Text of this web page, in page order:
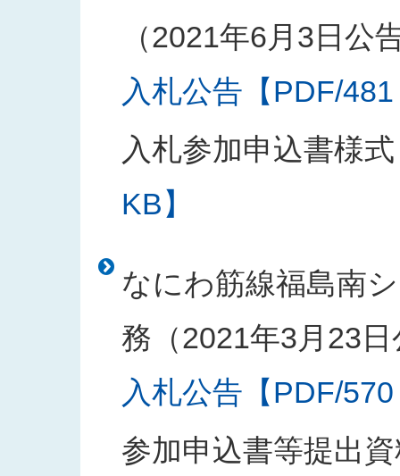
（2021年6月3日公
入札公告【PDF/
入札参加申込書様式
KB】
なにわ筋線福島南
務（2021年3月23日
入札公告【PDF/
参加申込書等提出